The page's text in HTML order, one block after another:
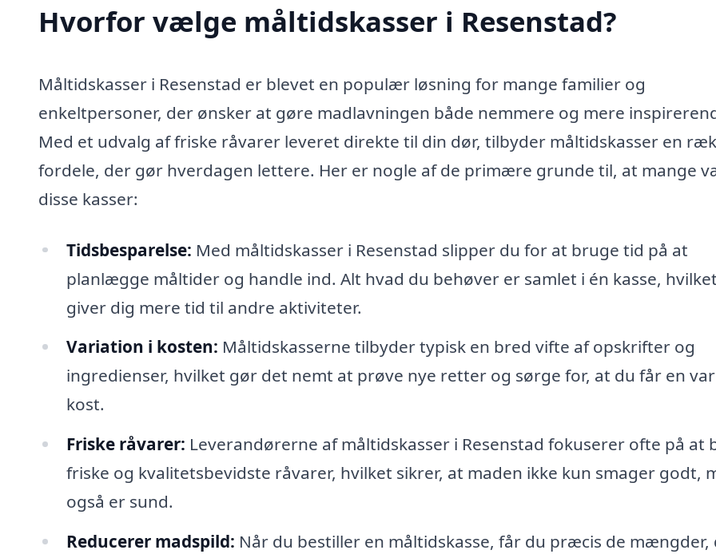
Hvorfor vælge måltidskasser i Resenstad?
Måltidskasser i Resenstad er blevet en populær løsning for mange familier og
enkeltpersoner, der ønsker at gøre madlavningen både nemmere og mere
Med et udvalg af friske råvarer leveret direkte til din dør, tilbyder måltidskasser en
fordele, der gør hverdagen lettere. Her er nogle af de primære grunde til, at mange
disse kasser:
Tidsbesparelse: Med måltidskasser i Resenstad slipper du for at bruge tid på at
planlægge måltider og handle ind. Alt hvad du behøver er samlet i én kasse, hvilket
giver dig mere tid til andre aktiviteter.
Variation i kosten: Måltidskasserne tilbyder typisk en bred vifte af opskrifter og
ingredienser, hvilket gør det nemt at prøve nye retter og sørge for, at du får en
kost.
Friske råvarer: Leverandørerne af måltidskasser i Resenstad fokuserer ofte på at
friske og kvalitetsbevidste råvarer, hvilket sikrer, at maden ikke kun smager godt,
også er sund.
Reducerer madspild: Når du bestiller en måltidskasse, får du præcis de mængder,